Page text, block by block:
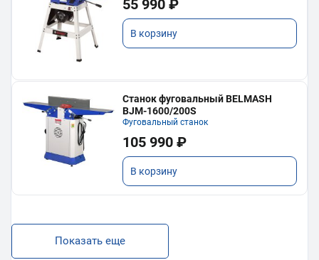
55 990 ₽
В корзину
Станок фуговальный BELMASH
BJM-1600/200S
Фуговальный станок
105 990 ₽
В корзину
Показать еще